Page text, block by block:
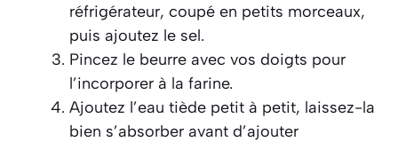
réfrigérateur, coupé en petits morceaux,
puis ajoutez le sel.
Pincez le beurre avec vos doigts pour
l’incorporer à la farine.
Ajoutez l’eau tiède petit à petit, laissez-la
bien s’absorber avant d’ajouter